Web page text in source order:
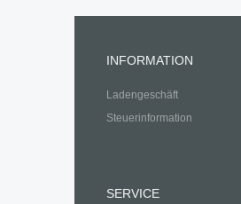
INFORMATION
Ladengeschäft
Steuerinformation
SERVICE